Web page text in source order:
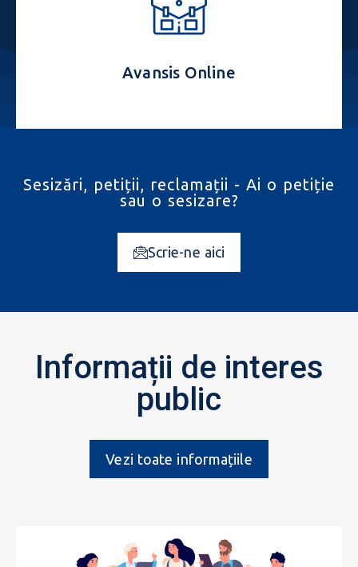
Avansis Online
Sesizări, petiții, reclamații - Ai o petiție
sau o sesizare?
Scrie-ne aici
Informații de interes
public
Vezi toate informațiile